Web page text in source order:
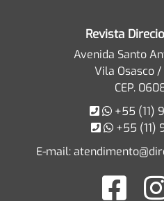
Revista
Avenida Santo
Vila Osasco /
CEP.
+55 (11)
+55 (11)
E-mail: